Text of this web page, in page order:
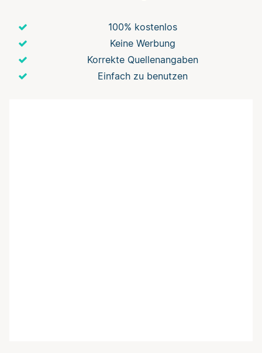
100% kostenlos
Keine Werbung
Korrekte Quellenangaben
Einfach zu benutzen